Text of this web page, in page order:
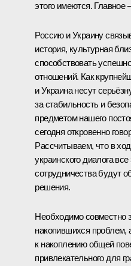
этого имеются. Главное
Россию и Украину
история, культурная
способствовать
отношений. Как
и Украина несут
за стабильность и
предметом нашего
сегодня откровенно
Рассчитываем, что в
украинского диалога
сотрудничества будут
решения.
Необходимо совместно
накопившихся проблем,
к накоплению общей
привлекательного для